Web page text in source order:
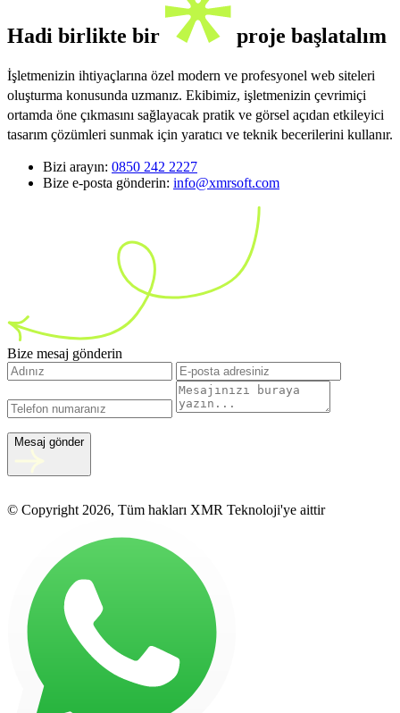
Hadi birlikte bir proje başlatalım
İşletmenizin ihtiyaçlarına özel modern ve profesyonel web siteleri
oluşturma konusunda uzmanız. Ekibimiz, işletmenizin çevrimiçi
ortamda öne çıkmasını sağlayacak pratik ve görsel açıdan etkileyici
tasarım çözümleri sunmak için yaratıcı ve teknik becerilerini kullanır.
Bizi arayın: 0850 242 2227
Bize e-posta gönderin: info@xmrsoft.com
Bize mesaj gönderin
Mesaj gönder
© Copyright 2026, Tüm hakları XMR Teknoloji'ye aittir